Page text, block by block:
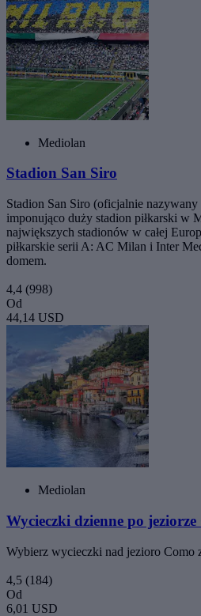
Mediolan
Stadion San Siro
Stadion San Siro (oficjalnie
imponująco duży stadion piłkarski w
największych stadionów w całej
piłkarskie serii A: AC Milan i Inter
domem.
4,4 (998)
Od
44,14 USD
Mediolan
Wycieczki dzienne po
Wybierz wycieczki nad jezioro Como
4,5 (184)
Od
6,01 USD